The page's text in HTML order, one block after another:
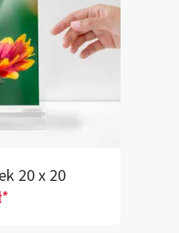
20 x 20